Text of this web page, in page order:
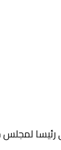
رئيسا